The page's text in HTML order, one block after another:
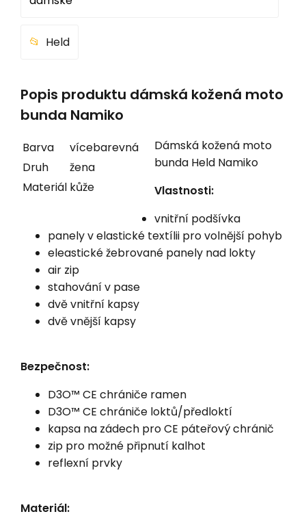
Held
Popis produktu dámská kožená moto
bunda Namiko
Barva
vícebarevná
Druh
žena
Materiál kůže
Dámská kožená moto
bunda Held Namiko
Vlastnosti:
vnitřní podšívka
panely v elastické textílii pro volnější pohyb
eleastické žebrované panely nad lokty
air zip
stahování v pase
dvě vnitřní kapsy
dvě vnější kapsy
Bezpečnost:
D3O™ CE chrániče ramen
D3O™ CE chrániče loktů/předloktí
kapsa na zádech pro CE páteřový chránič
zip pro možné připnutí kalhot
reflexní prvky
Materiál: